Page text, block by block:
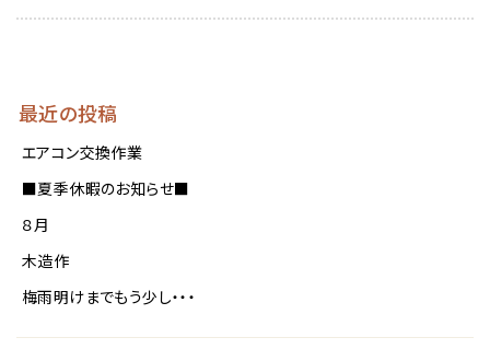
a
最近の投稿
エアコン交換作業
■夏季休暇のお知らせ■
８月
木造作
梅雨明けまでもう少し・・・